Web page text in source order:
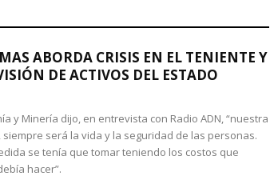
ABORDA CRISIS EN EL TENIENTE Y
DE ACTIVOS DEL ESTADO
y Minería dijo, en entrevista con Radio ADN, “nuestra
será la vida y la seguridad de las personas.
se tenía que tomar teniendo los costos que
hacer”.